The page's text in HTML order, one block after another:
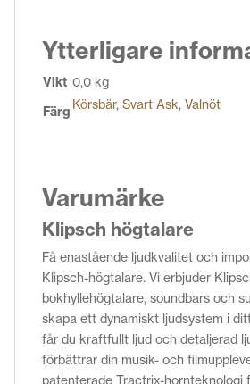
Ytterligare
Vikt 0,0 kg
Färg Körsbär, Svart Ask, Valnöt
Varumärke
Klipsch högtalare
Få enastående ljudkvalitet och
Klipsch-högtalare. Vi erbjuder
bokhyllehögtalare, soundbars och
skapa ett dynamiskt ljudsystem i
får du kraftfullt ljud och detaljerad
förbättrar din musik- och
patenterade Tractrix-hornteknologi